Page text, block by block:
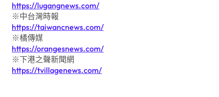
https://lugangnews.com/
※中台灣時報
https://taiwancnews.com/
※橘傳媒
https://orangesnews.com/
※下港之聲新聞網
https://tvillagenews.com/